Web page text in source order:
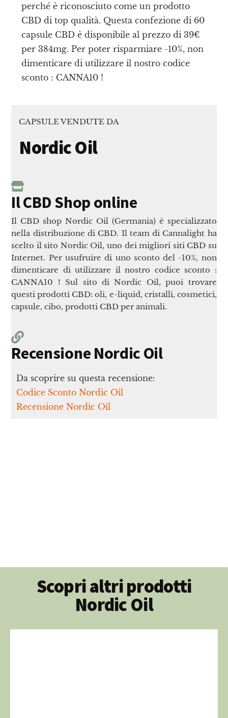
perché è riconosciuto come un prodotto
CBD di top qualità. Questa confezione di 60
capsule CBD è disponibile al prezzo di 39€
per 384mg. Per poter risparmiare -10%, non
dimenticare di utilizzare il nostro codice
sconto : CANNA10 !
CAPSULE VENDUTE DA
Nordic Oil
Il CBD Shop online
Il CBD shop Nordic Oil (Germania) è specializzato
nella distribuzione di CBD. Il team di Cannalight ha
scelto il sito Nordic Oil, uno dei migliori siti CBD su
Internet. Per usufruire di uno sconto del -10%, non
dimenticare di utilizzare il nostro codice sconto :
CANNA10 ! Sul sito di Nordic Oil, puoi trovare
questi prodotti CBD: oli, e-liquid, cristalli, cosmetici,
capsule, cibo, prodotti CBD per animali.
Recensione Nordic Oil
Da scoprire su questa recensione:
Codice Sconto Nordic Oil
Recensione Nordic Oil
Scopri altri prodotti
Nordic Oil